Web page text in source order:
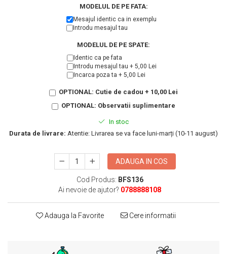
Pentru mama
60 ani
MODELUL DE PE FATA:
Mesajul identic ca in exemplu
Introdu mesajul tau
MODELUL DE PE SPATE:
Identic ca pe fata
Introdu mesajul tau + 5,00 Lei
Incarca poza ta + 5,00 Lei
OPTIONAL: Cutie de cadou + 10,00 Lei
OPTIONAL: Observatii suplimentare
In stoc
Durata de livrare: Atentie: Livrarea se va face luni-marți (10-11 august)
ADAUGA IN COS
Cod Produs: BFS136
Ai nevoie de ajutor? 0788888108
Adauga la Favorite Cere informatii